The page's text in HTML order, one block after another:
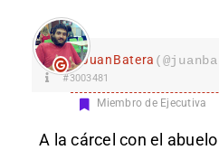
JuanBatera
#3003481
Miembro de Ejecutiva
A la cárcel con el